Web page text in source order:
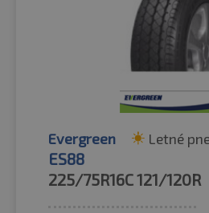
Evergreen Letné
ES88
225/75R16C121/120R